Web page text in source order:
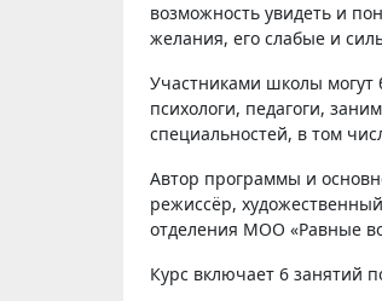
возможность увидеть и
желания, его слабые и
Участниками школы могут
психологи, педагоги,
специальностей, в том
Автор программы и
режиссёр,
отделения МОО «Равные
Курс включает 6 занятий